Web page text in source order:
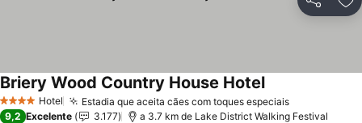
Partilhar
4 EstrelasHotel Estadia que aceita cães com toques especiaisVer preços
Briery Wood Country House HotelVer preços
9,2 Excelente 3.177 a 3.7 km de Lake District Walking Festival